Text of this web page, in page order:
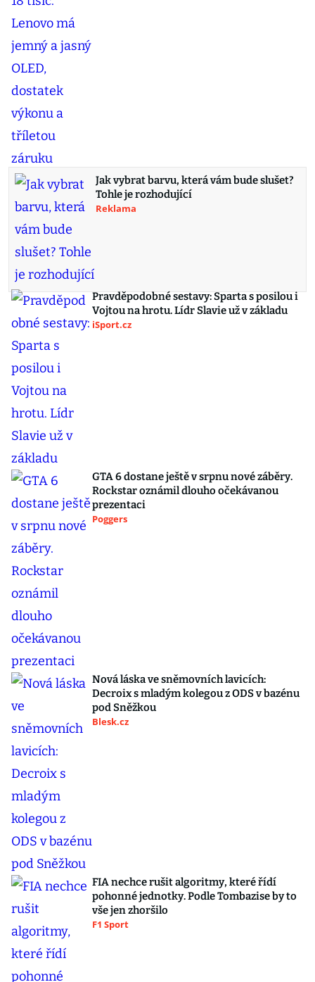
Jak vybrat barvu, která vám bude slušet?
Tohle je rozhodující
Reklama
Pravděpodobné sestavy: Sparta s posilou i
Vojtou na hrotu. Lídr Slavie už v základu
iSport.cz
GTA 6 dostane ještě v srpnu nové záběry.
Rockstar oznámil dlouho očekávanou
prezentaci
Poggers
Nová láska ve sněmovních lavicích:
Decroix s mladým kolegou z ODS v bazénu
pod Sněžkou
Blesk.cz
FIA nechce rušit algoritmy, které řídí
pohonné jednotky. Podle Tombazise by to
vše jen zhoršilo
F1 Sport